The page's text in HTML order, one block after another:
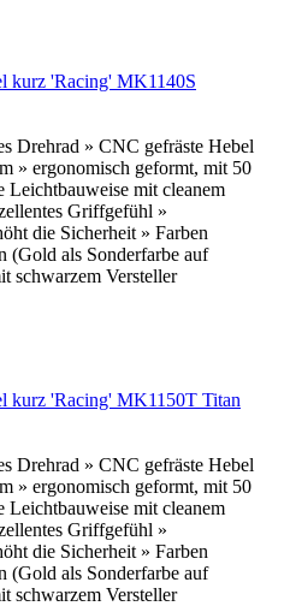
kurz 'Racing' MK1140S
Drehrad » CNC gefräste Hebel
» ergonomisch geformt, mit 50
mit cleanem
Griffgefühl »
die Sicherheit » Farben
(Gold als Sonderfarbe auf
schwarzem Versteller
kurz 'Racing' MK1150T Titan
Drehrad » CNC gefräste Hebel
» ergonomisch geformt, mit 50
mit cleanem
Griffgefühl »
die Sicherheit » Farben
(Gold als Sonderfarbe auf
schwarzem Versteller